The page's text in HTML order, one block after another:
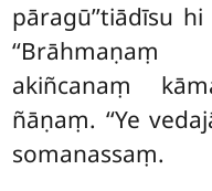
pāragū’’tiādīsu hi
akiñcanaṃ
ñāṇaṃ. ‘‘Ye
somanassaṃ.